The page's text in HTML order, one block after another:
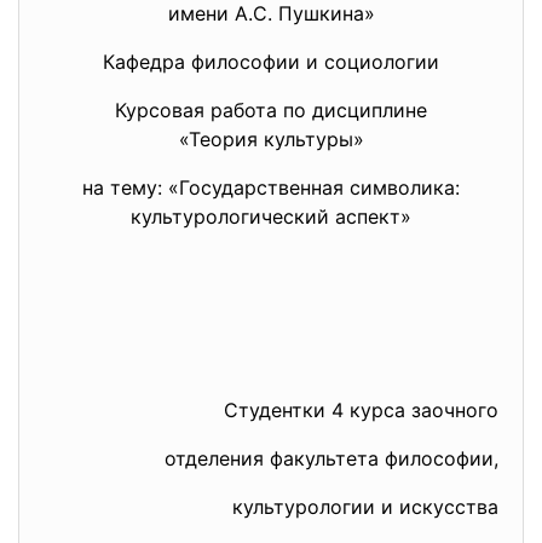
имени А.С. Пушкина»
Кафедра философии и социологии
Курсовая работа по дисциплине
«Теория культуры»
на тему: «Государственная символика:
культурологический аспект»
Студентки 4 курса заочного
отделения факультета философии,
культурологии и искусства